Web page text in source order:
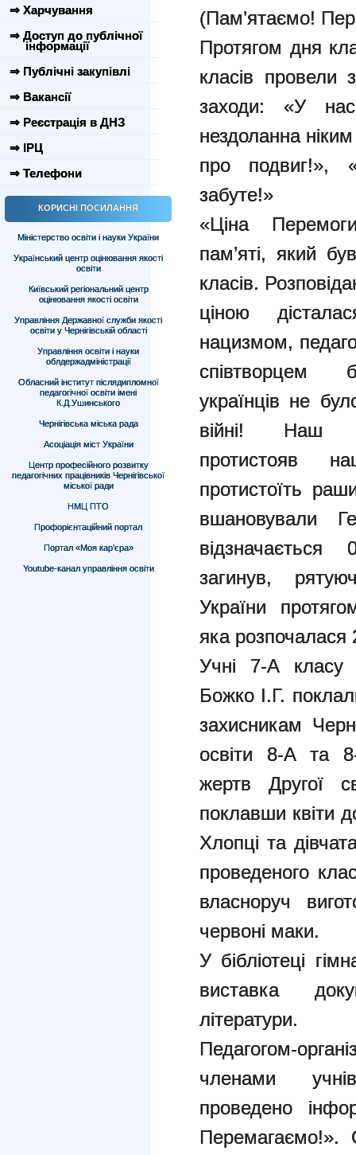
⇒ Харчування
⇒ Доступ до публічної
інформації
⇒ Публічні закупівлі
⇒ Вакансії
⇒ Реєстрація в ДНЗ
⇒ ІРЦ
⇒ Телефони
КОРИСНІ ПОСИЛАННЯ
Міністерство освіти і науки України
Український центр оцінювання якості
освіти
Київський регіональний центр
оцінювання якості освіти
Управління Державної служби якості
освіти у Чернігівській області
Управління освіти і науки
облдержадміністрації
Обласний інститут післядипломної
педагогічної освіти імені
К.Д.Ушинського
Чернігівська міська рада
Асоціація міст України
Центр професійного розвитку
педагогічних працівників Чернігівської
міської ради
НМЦ ПТО
Профорієнтаційний портал
Портал «Моя кар’єра»
Youtube-канал управління освіти
(Пам’ятаємо!
Протягом дня
класів провели
заходи: «У
нездоланна
про подвиг!»,
забуте!»
«Ціна
пам’яті, який
класів.
ціною
нацизмом,
співтворцем
українців не
війні! Наш
протистояв
протистоїть
вшановували
відзначається
загинув,
України
яка розпочалася
Учні 7-А класу
Божко І.Г.
захисникам
освіти 8-А та
жертв Другої
поклавши квіти
Хлопці та
проведеного
власноруч
червоні маки.
У бібліотеці
виставка
літератури.
Педагогом-
членами
проведено
Перемагаємо!».